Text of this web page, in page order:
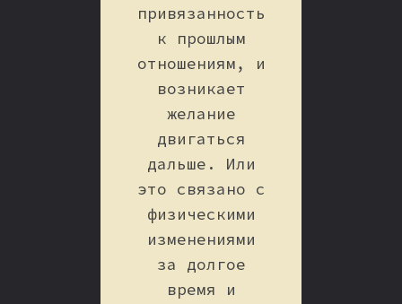
привязанность
к прошлым
отношениям, и
возникает
желание
двигаться
дальше. Или
это связано с
физическими
изменениями
за долгое
время и